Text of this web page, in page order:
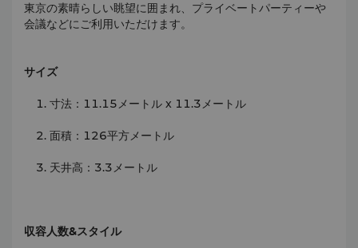
東京の素晴らしい眺望に囲まれ、プライベートパーティーや
会議などにご利用いただけます。
サイズ
寸法：11.15メートル x 11.3メートル
面積：126平方メートル
天井高：3.3メートル
収容人数&スタイル